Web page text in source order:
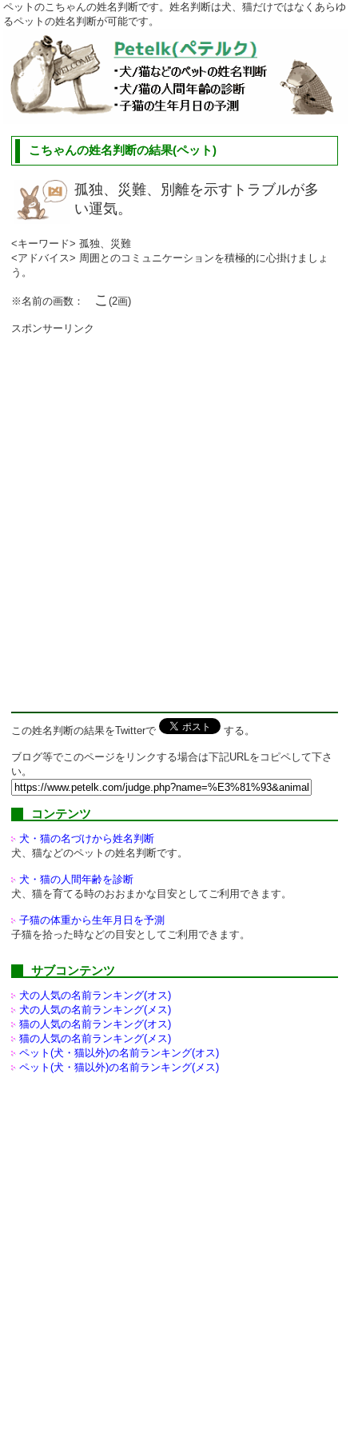
ペットのこちゃんの姓名判断です。姓名判断は犬、猫だけではなくあらゆ
るペットの姓名判断が可能です。
こちゃんの姓名判断の結果(ペット)
孤独、災難、別離を示すトラブルが多
い運気。
<キーワード> 孤独、災難
<アドバイス> 周囲とのコミュニケーションを積極的に心掛けましょ
う。
※名前の画数： こ(2画)
スポンサーリンク
この姓名判断の結果をTwitterで する。
ブログ等でこのページをリンクする場合は下記URLをコピペして下さ
い。
コンテンツ
犬・猫の名づけから姓名判断
犬、猫などのペットの姓名判断です。
犬・猫の人間年齢を診断
犬、猫を育てる時のおおまかな目安としてご利用できます。
子猫の体重から生年月日を予測
子猫を拾った時などの目安としてご利用できます。
サブコンテンツ
犬の人気の名前ランキング(オス)
犬の人気の名前ランキング(メス)
猫の人気の名前ランキング(オス)
猫の人気の名前ランキング(メス)
ペット(犬・猫以外)の名前ランキング(オス)
ペット(犬・猫以外)の名前ランキング(メス)